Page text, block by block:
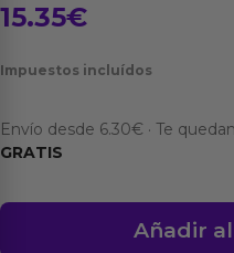
15.35€
Impuestos incluídos
Envío desde 6.30€ · Te quedan
GRATIS
Dildo
Añadir